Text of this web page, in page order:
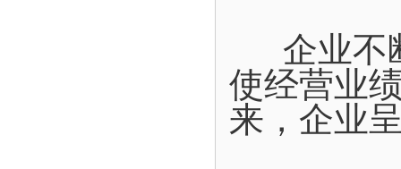
企业不
使经营业
来，企业